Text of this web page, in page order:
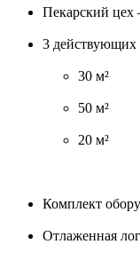
Пекарский
3 действующих
30 м²
50 м²
20 м²
Комплект
Отлаженная